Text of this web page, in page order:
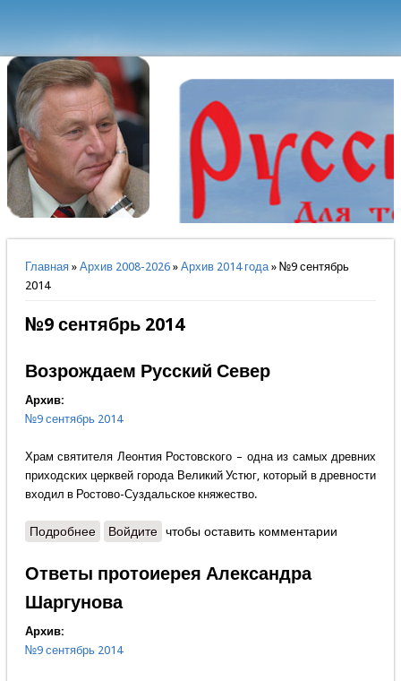
Вы здесь
Главная» Архив 2008-2026» Архив 2014 года» №9 сентябрь
2014
№9 сентябрь 2014
Возрождаем Русский Север
Архив:
№9 сентябрь 2014
Храм святителя Леонтия Ростовского – одна из самых древних
приходских церквей города Великий Устюг, который в древности
входил в Ростово-Суздальское княжество.
Подробнеео Возрождаем Русский Север
Войдите чтобы оставить комментарии
Ответы протоиерея Александра
Шаргунова
Архив:
№9 сентябрь 2014